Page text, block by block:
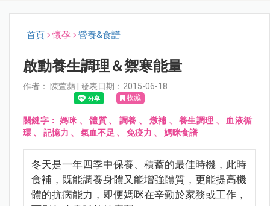
首頁 懷孕 營養&食譜
啟動養生調理＆禦寒能量
作者： 陳萱蘋 | 發表日期：2015-06-18
收藏
關鍵字： 媽咪 、體質、 調養 、 燉補 、養生調理 、 血液循
環、 記憶力 、 氣血不足 、 免疫力 、 媽咪食譜
冬天是一年四季中保養、積蓄的最佳時機，此時
食補，既能調養身體又能增強體質，更能提高機
體的抗病能力，即便媽咪在辛勤於家務或工作，